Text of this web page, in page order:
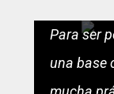
Para ser
una base